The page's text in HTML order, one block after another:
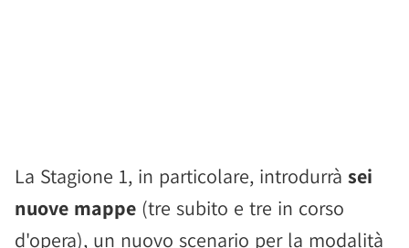
La Stagione 1, in particolare, introdurrà sei
nuove mappe (tre subito e tre in corso
d'opera), un nuovo scenario per la modalità